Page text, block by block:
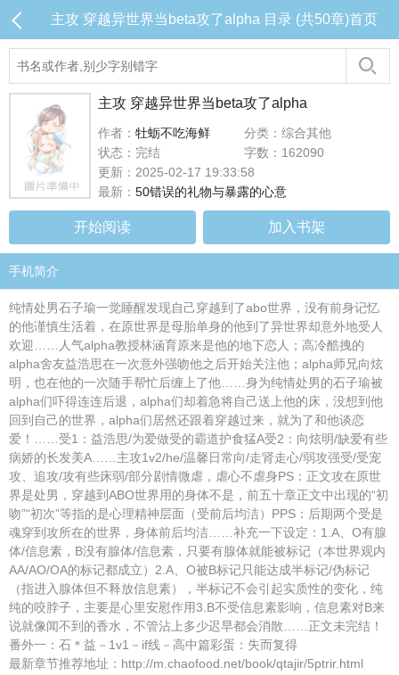
主攻 穿越异世界当beta攻了alpha 目录 (共50章)首页
主攻 穿越异世界当beta攻了alpha
作者： 牡蛎不吃海鲜
分类：综合其他
状态：完结
字数：162090
更新：2025-02-17 19:33:58
最新： 50错误的礼物与暴露的心意
开始阅读 加入书架
手机简介
纯情处男石子瑜一觉睡醒发现自己穿越到了abo世界，没有前身记忆
的他谨慎生活着，在原世界是母胎单身的他到了异世界却意外地受人
欢迎……人气alpha教授林涵育原来是他的地下恋人；高冷酷拽的
alpha舍友益浩思在一次意外强吻他之后开始关注他；alpha师兄向炫
明，也在他的一次随手帮忙后缠上了他……身为纯情处男的石子瑜被
alpha们吓得连连后退，alpha们却着急将自己送上他的床，没想到他
回到自己的世界，alpha们居然还跟着穿越过来，就为了和他谈恋
爱！……受1：益浩思/为爱做受的霸道护食猛A受2：向炫明/缺爱有些
病娇的长发美A……主攻1v2/he/温馨日常向/走肾走心/弱攻强受/受宠
攻、追攻/攻有些床弱/部分剧情微虐，虐心不虐身PS：正文攻在原世
界是处男，穿越到ABO世界用的身体不是，前五十章正文中出现的“初
吻”“初次”等指的是心理精神层面（受前后均洁）PPS：后期两个受是
魂穿到攻所在的世界，身体前后均洁……补充一下设定：1.A、O有腺
体/信息素，B没有腺体/信息素，只要有腺体就能被标记（本世界观内
AA/AO/OA的标记都成立）2.A、O被B标记只能达成半标记/伪标记
（指进入腺体但不释放信息素），半标记不会引起实质性的变化，纯
纯的咬脖子，主要是心里安慰作用3.B不受信息素影响，信息素对B来
说就像闻不到的香水，不管沾上多少迟早都会消散……正文未完结！
番外一：石＊益－1v1－if线－高中篇彩蛋：失而复得
最新章节推荐地址：http://m.chaofood.net/book/qtajir/5ptrir.html